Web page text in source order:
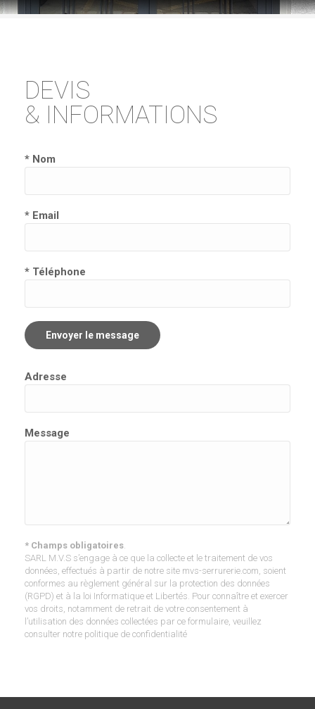
DEVIS
& INFORMATIONS
* Nom
* Email
* Téléphone
Adresse
Message
* Champs obligatoires.
SARL M.V.S s’engage à ce que la collecte et le traitement de vos
données, effectués à partir de notre site mvs-serrurerie.com, soient
conformes au règlement général sur la protection des données
(RGPD) et à la loi Informatique et Libertés. Pour connaître et exercer
vos droits, notamment de retrait de votre consentement à
l’utilisation des données collectées par ce formulaire, veuillez
consulter notre politique de confidentialité